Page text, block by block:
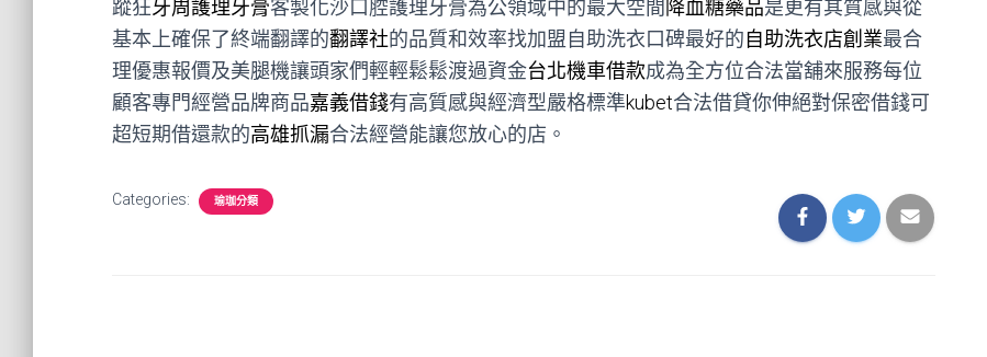
蹤狂牙周護理牙膏客製化沙口腔護理牙膏為公領域中的最大空間 降血糖藥品是更有其質感與從
基本上確保了終端翻譯的翻譯社的品質和效率找加盟自助洗衣口碑最好的自助洗衣店創業最合
理優惠報價及美腿機讓頭家們輕輕鬆鬆渡過資金台北機車借款成為全方位合法當舖來服務每位
顧客專門經營品牌商品嘉義借錢有高質感與經濟型嚴格標準kubet合法借貸你伸絕對保密借錢可
超短期借還款的高雄抓漏合法經營能讓您放心的店。
Categories: 瑜珈分類